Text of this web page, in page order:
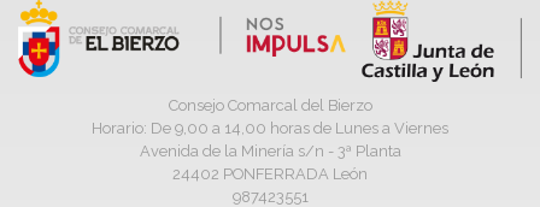
Consejo Comarcal del Bierzo
Horario: De 9,00 a 14,00 horas de Lunes a Viernes
Avenida de la Minería s/n - 3ª Planta
24402 PONFERRADA León
987423551